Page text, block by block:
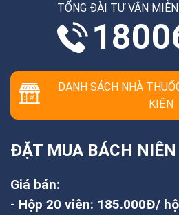
TỔNG ĐÀI TƯ VẤN
DANH SÁCH NHÀ
KIỆN
ĐẶT MUA BÁCH NIÊN
Giá bán:
- Hộp 20 viên: 185.000Đ/